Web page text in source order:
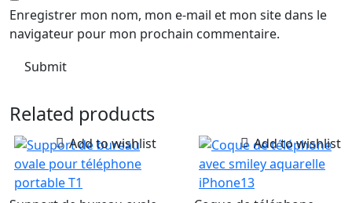
Enregistrer mon nom, mon e-mail et mon site dans le
navigateur pour mon prochain commentaire.
Related products
Add to wishlist Add to wishlist